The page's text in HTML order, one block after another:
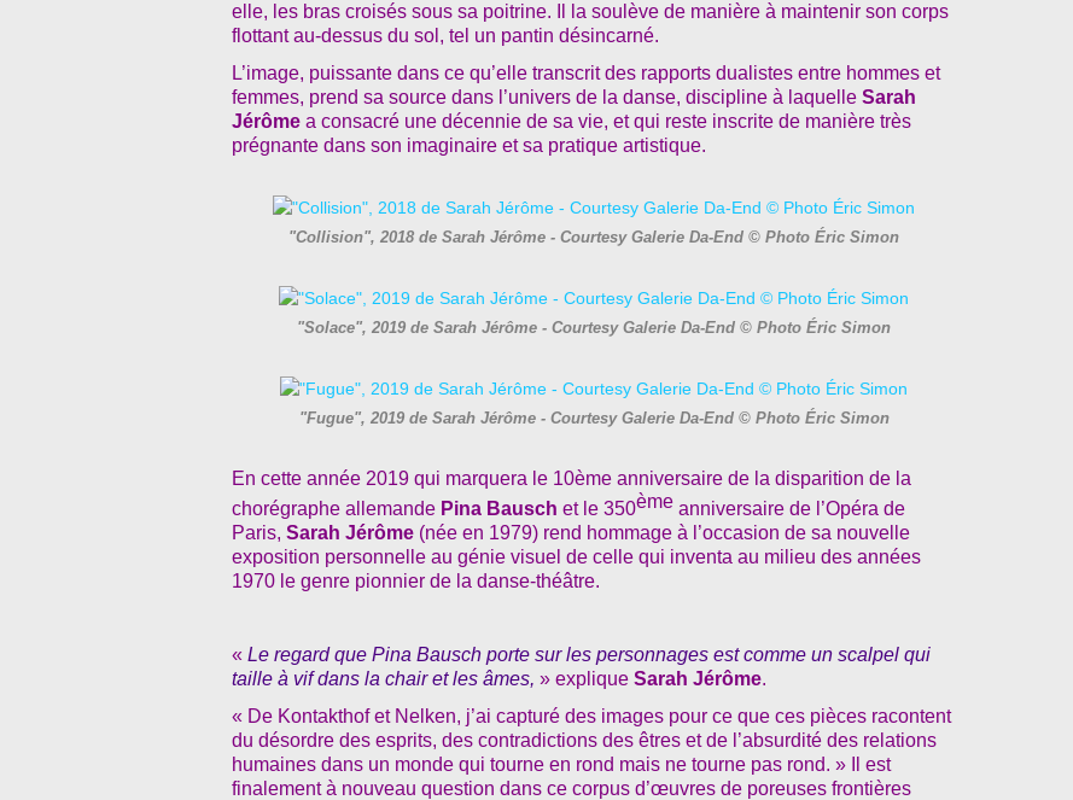
elle, les bras croisés sous sa poitrine. Il la soulève de manière à maintenir son corps
flottant au-dessus du sol, tel un pantin désincarné.
L’image, puissante dans ce qu’elle transcrit des rapports dualistes entre hommes et
femmes, prend sa source dans l’univers de la danse, discipline à laquelle Sarah
Jérôme a consacré une décennie de sa vie, et qui reste inscrite de manière très
prégnante dans son imaginaire et sa pratique artistique.
"Collision", 2018 de Sarah Jérôme - Courtesy Galerie Da-End © Photo Éric Simon
"Solace", 2019 de Sarah Jérôme - Courtesy Galerie Da-End © Photo Éric Simon
"Fugue", 2019 de Sarah Jérôme - Courtesy Galerie Da-End © Photo Éric Simon
En cette année 2019 qui marquera le 10ème anniversaire de la disparition de la
chorégraphe allemande Pina Bausch et le 350ème anniversaire de l’Opéra de
Paris, Sarah Jérôme (née en 1979) rend hommage à l’occasion de sa nouvelle
exposition personnelle au génie visuel de celle qui inventa au milieu des années
1970 le genre pionnier de la danse-théâtre.
« Le regard que Pina Bausch porte sur les personnages est comme un scalpel qui
taille à vif dans la chair et les âmes, » explique Sarah Jérôme.
« De Kontakthof et Nelken, j’ai capturé des images pour ce que ces pièces racontent
du désordre des esprits, des contradictions des êtres et de l’absurdité des relations
humaines dans un monde qui tourne en rond mais ne tourne pas rond. » Il est
finalement à nouveau question dans ce corpus d’œuvres de poreuses frontières